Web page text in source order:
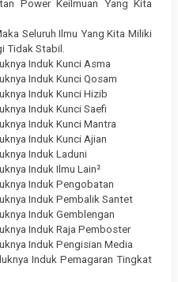
Power Keilmuan Yang Kita
Seluruh Ilmu Yang Kita Miliki
Tidak Stabil.
Induk Kunci Asma
Induk Kunci Qosam
Induk Kunci Hizib
Induk Kunci Saefi
Induk Kunci Mantra
Induk Kunci Ajian
Induk Laduni
Induk Ilmu Lain²
Induk Pengobatan
Induk Pembalik Santet
Induk Gemblengan
Induk Raja Pemboster
Induk Pengisian Media
Induk Pemagaran Tingkat